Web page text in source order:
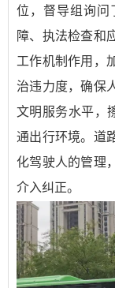
位，督导组询问
障、执法检查和
工作机制作用，
治违力度，确保
文明服务水平，
通出行环境。道
化驾驶人的管理
介入纠正。